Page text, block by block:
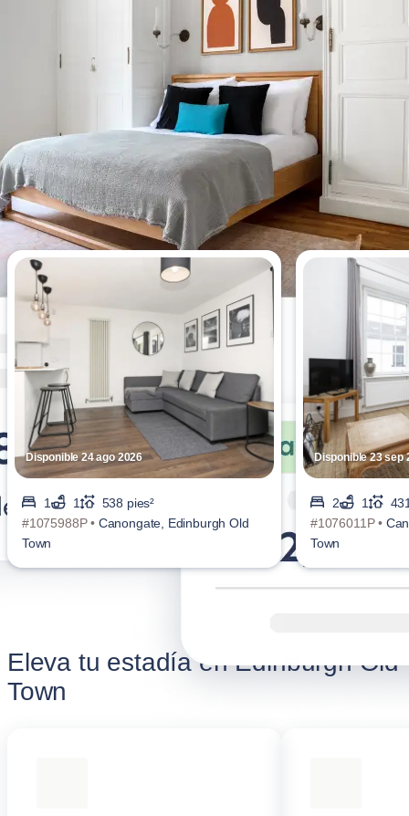
Apartamentos más vistos esta
semana
Disponible 24 ago 2026
1 1
538 pies²
#1075988P • Canongate, Edinburgh Old
Town
Disponible 23 sep
2 1
#1076011P •
Town
Eleva tu estadía en Edinburgh Old
Town